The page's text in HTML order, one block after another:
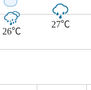
26℃
27℃